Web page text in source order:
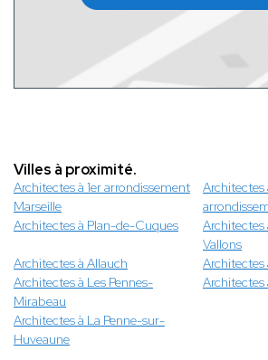
Villes à proximité.
Architectes à 1er arrondissement
Marseille
Architectes
Architectes à Plan-de-Cuques
Architectes
Vallons
Architectes à Allauch
Architectes
Architectes à Les Pennes-
Mirabeau
Architectes à La Penne-sur-
Huveaune